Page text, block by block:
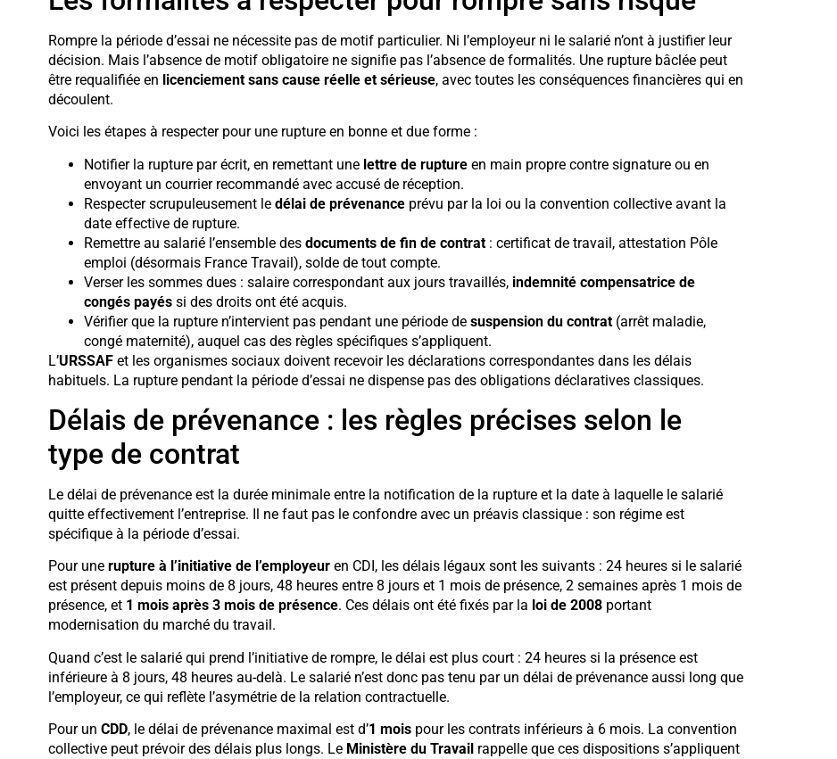
Rompre la période d’essai ne nécessite pas de motif particulier. Ni l’employeur ni le salarié n’ont à justifier leur
décision. Mais l’absence de motif obligatoire ne signifie pas l’absence de formalités. Une rupture bâclée peut
être requalifiée en licenciement sans cause réelle et sérieuse, avec toutes les conséquences financières qui en
découlent.
Voici les étapes à respecter pour une rupture en bonne et due forme :
Notifier la rupture par écrit, en remettant une lettre de ruptureen main propre contre signature ou en
envoyant un courrier recommandé avec accusé de réception.
Respecter scrupuleusement le délai de prévenanceprévu par la loi ou la convention collective avant la
date effective de rupture.
Remettre au salarié l’ensemble des documents de fin de contrat: certificat de travail, attestation Pôle
emploi (désormais France Travail), solde de tout compte.
Verser les sommes dues : salaire correspondant aux jours travaillés, indemnité compensatrice de
congés payéssi des droits ont été acquis.
Vérifier que la rupture n’intervient pas pendant une période de suspension du contrat(arrêt maladie,
congé maternité), auquel cas des règles spécifiques s’appliquent.
L’URSSAFet les organismes sociaux doivent recevoir les déclarations correspondantes dans les délais
habituels. La rupture pendant la période d’essai ne dispense pas des obligations déclaratives classiques.
Délais de prévenance : les règles précises selon le
type de contrat
Le délai de prévenance est la durée minimale entre la notification de la rupture et la date à laquelle le salarié
quitte effectivement l’entreprise. Il ne faut pas le confondre avec un préavis classique : son régime est
spécifique à la période d’essai.
Pour une rupture à l’initiative de l’employeuren CDI, les délais légaux sont les suivants : 24 heures si le salarié
est présent depuis moins de 8 jours, 48 heures entre 8 jours et 1 mois de présence, 2 semaines après 1 mois de
présence, et 1 mois après 3 mois de présence. Ces délais ont été fixés par la loi de 2008portant
modernisation du marché du travail.
Quand c’est le salarié qui prend l’initiative de rompre, le délai est plus court : 24 heures si la présence est
inférieure à 8 jours, 48 heures au-delà. Le salarié n’est donc pas tenu par un délai de prévenance aussi long que
l’employeur, ce qui reflète l’asymétrie de la relation contractuelle.
Pour un CDD, le délai de prévenance maximal est d’1 moispour les contrats inférieurs à 6 mois. La convention
collective peut prévoir des délais plus longs. Le Ministère du Travail rappelle que ces dispositions s’appliquent